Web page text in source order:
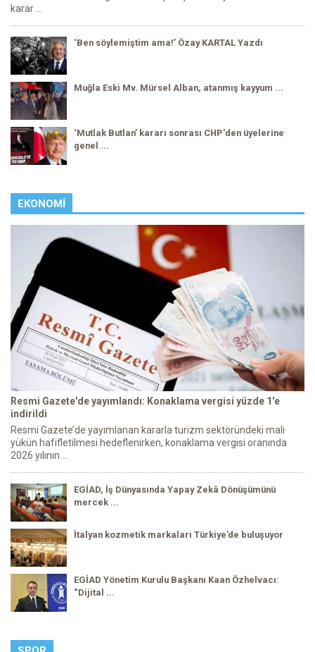
karar ...
‘Ben söylemiştim ama!’ Özay KARTAL Yazdı
Muğla Eski Mv. Mürsel Alban, atanmış kayyum ...
‘Mutlak Butlan’ kararı sonrası CHP'den üyelerine
genel ...
EKONOMI
Resmi Gazete'de yayımlandı: Konaklama vergisi yüzde 1'e
indirildi
Resmi Gazete’de yayımlanan kararla turizm sektöründeki mali
yükün hafifletilmesi hedeflenirken, konaklama vergisi oranında
2026 yılının ...
EGİAD, İş Dünyasında Yapay Zekâ Dönüşümünü
mercek ...
İtalyan kozmetik markaları Türkiye’de buluşuyor
EGİAD Yönetim Kurulu Başkanı Kaan Özhelvacı:
“Dijital ...